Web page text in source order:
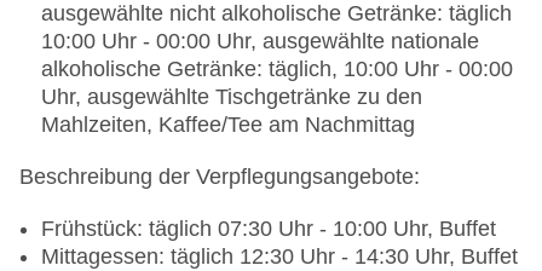
ausgewählte nicht alkoholische Getränke: täglich
10:00 Uhr - 00:00 Uhr, ausgewählte nationale
alkoholische Getränke: täglich, 10:00 Uhr - 00:00
Uhr, ausgewählte Tischgetränke zu den
Mahlzeiten, Kaffee/Tee am Nachmittag
Beschreibung der Verpflegungsangebote:
Frühstück: täglich 07:30 Uhr - 10:00 Uhr, Buffet
Mittagessen: täglich 12:30 Uhr - 14:30 Uhr, Buffet